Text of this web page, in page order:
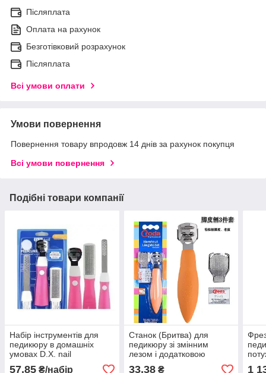
Післяплата
Оплата на рахунок
Безготівковий розрахунок
Післяплата
Всі умови оплати
Умови повернення
Повернення товару впродовж 14 днів за рахунок покупця
Всі умови повернення
Подібні товари компанії
Набір інструментів для
педикюру в домашніх
умовах D.X. nail
Professional
57,85 ₴/набір
Станок (Бритва) для
педикюру зі змінним
лезом і додатковою
насадкою в комплекті.
33,38₴
Вт-
1